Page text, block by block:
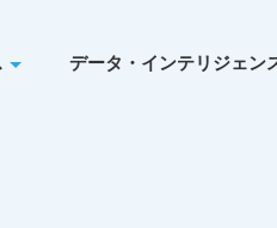
データ・インテリジェン